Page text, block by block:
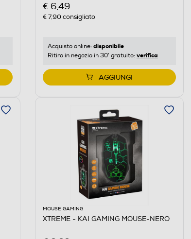
€ 6,49
€ 7,90consigliato
Acquisto online: disponibile
Ritiro in negozio in 30' gratuito: verifica
AGGIUNGI
MOUSE GAMING
XTREME - KAI GAMING MOUSE-NERO